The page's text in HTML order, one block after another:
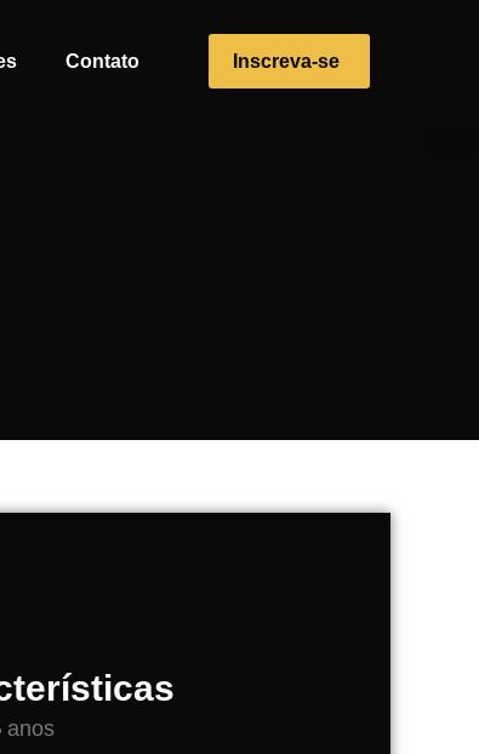
Contato Inscreva-se
anos